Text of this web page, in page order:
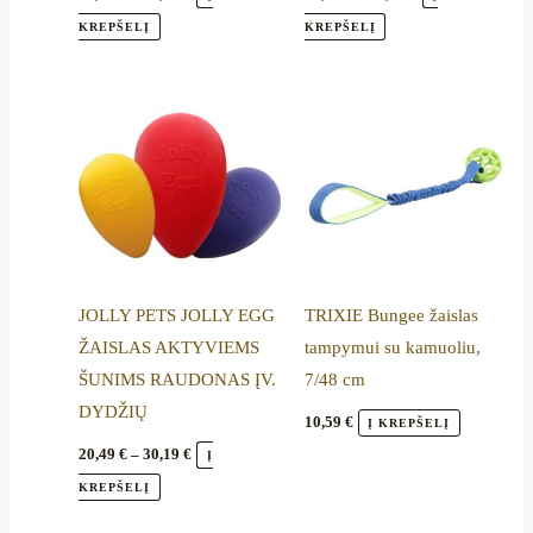
KREPŠELĮ KREPŠELĮ
JOLLY PETS JOLLY EGG
ŽAISLAS AKTYVIEMS
ŠUNIMS RAUDONAS ĮV.
DYDŽIŲ
20,49€ – 30,19€
range:
20,49 €
through
30,19 €
Į
KREPŠELĮ
product
variants.
The
may
be
chosen
the
TRIXIE Bungee žaislas
tampymui su kamuoliu,
7/48 cm
10,59 € Į KREPŠELĮ